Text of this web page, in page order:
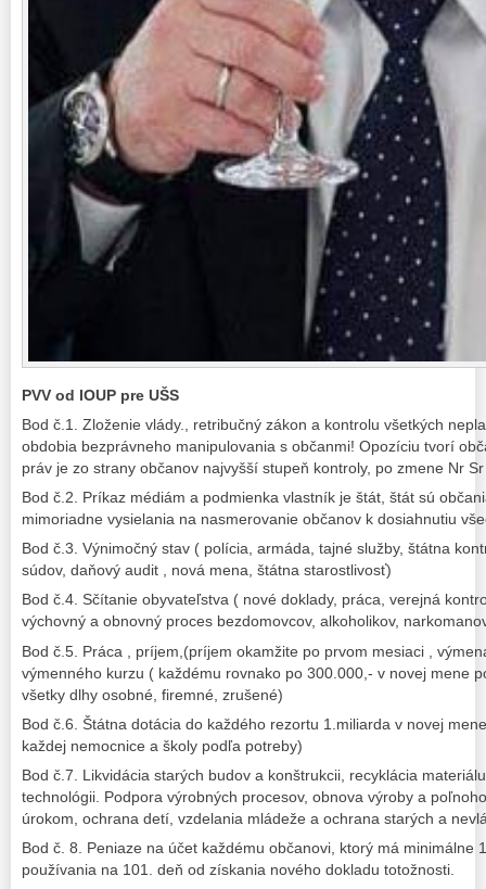
PVV od IOUP pre UŠS
Bod č.1. Zloženie vlády., retribučný zákon a kontrolu všetkých
obdobia bezprávneho manipulovania s občanmi! Opozíciu tvorí
práv je zo strany občanov najvyšší stupeň kontroly, po zmene Nr
Bod č.2. Príkaz médiám a podmienka vlastník je štát, štát sú
mimoriadne vysielania na nasmerovanie občanov k dosiahnutiu
Bod č.3. Výnimočný stav ( polícia, armáda, tajné služby, štátna
súdov, daňový audit , nová mena, štátna starostlivosť)
Bod č.4. Sčítanie obyvateľstva ( nové doklady, práca, verejná
výchovný a obnovný proces bezdomovcov, alkoholikov,
Bod č.5. Práca , príjem,(príjem okamžite po prvom mesiaci ,
výmenného kurzu ( každému rovnako po 300.000,- v novej mene
všetky dlhy osobné, firemné, zrušené)
Bod č.6. Štátna dotácia do každého rezortu 1.miliarda v novej
každej nemocnice a školy podľa potreby)
Bod č.7. Likvidácia starých budov a konštrukcii, recyklácia
technológii. Podpora výrobných procesov, obnova výroby a
úrokom, ochrana detí, vzdelania mládeže a ochrana starých a
Bod č. 8. Peniaze na účet každému občanovi, ktorý má minimálne
používania na 101. deň od získania nového dokladu totožnosti.